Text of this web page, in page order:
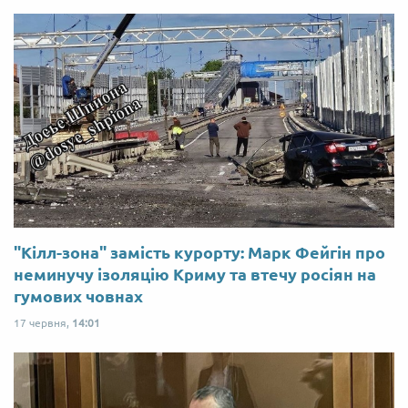
"Кілл-зона" замість курорту: Марк Фейгін про
неминучу ізоляцію Криму та втечу росіян на
гумових човнах
17 червня, 14:01